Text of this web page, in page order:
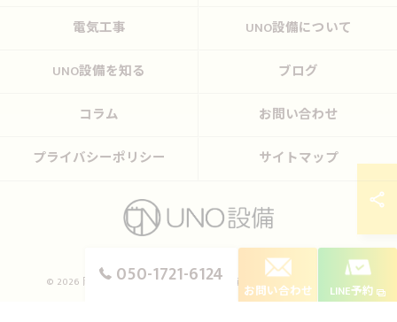
050-1721-6124
お問い合わせ LINE予約
電気工事 UNO設備について
UNO設備を知る ブログ
コラム お問い合わせ
プライバシーポリシー サイトマップ
© 2026 岡山のエアコン工事ならUNO設備 ALL RIGHTS RESERVED.